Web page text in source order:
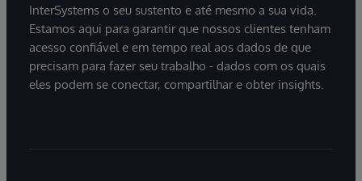
InterSystems o seu sustento e até mesmo a sua vida.
Estamos aqui para garantir que nossos clientes tenham
acesso confiável e em tempo real aos dados de que
precisam para fazer seu trabalho - dados com os quais
eles podem se conectar, compartilhar e obter insights.